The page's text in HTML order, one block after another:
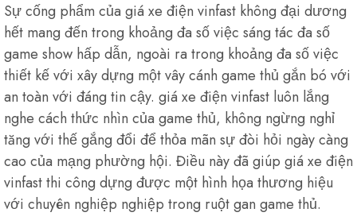
Sự cống phẩm của giá xe điện vinfast không đại dương
hết mang đến trong khoảng đa số việc sáng tác đa số
game show hấp dẫn, ngoài ra trong khoảng đa số việc
thiết kế với xây dựng một vây cánh game thủ gắn bó với
an toàn với đáng tin cậy. giá xe điện vinfast luôn lắng
nghe cách thức nhìn của game thủ, không ngừng nghỉ
tăng với thế gắng đổi để thỏa mãn sự đòi hỏi ngày càng
cao của mạng phường hội. Điều này đã giúp giá xe điện
vinfast thi công dựng được một hình họa thương hiệu
với chuyên nghiệp nghiệp trong ruột gan game thủ.